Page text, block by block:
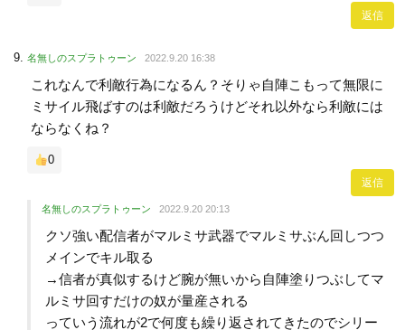
返信
名無しのスプラトゥーン 2022.9.20 16:38
これなんで利敵行為になるん？そりゃ自陣こもって無限に
ミサイル飛ばすのは利敵だろうけどそれ以外なら利敵には
ならなくね？
0
返信
名無しのスプラトゥーン 2022.9.20 20:13
クソ強い配信者がマルミサ武器でマルミサぶん回しつつ
メインでキル取る
→信者が真似するけど腕が無いから自陣塗りつぶしてマ
ルミサ回すだけの奴が量産される
っていう流れが2で何度も繰り返されてきたのでシリー